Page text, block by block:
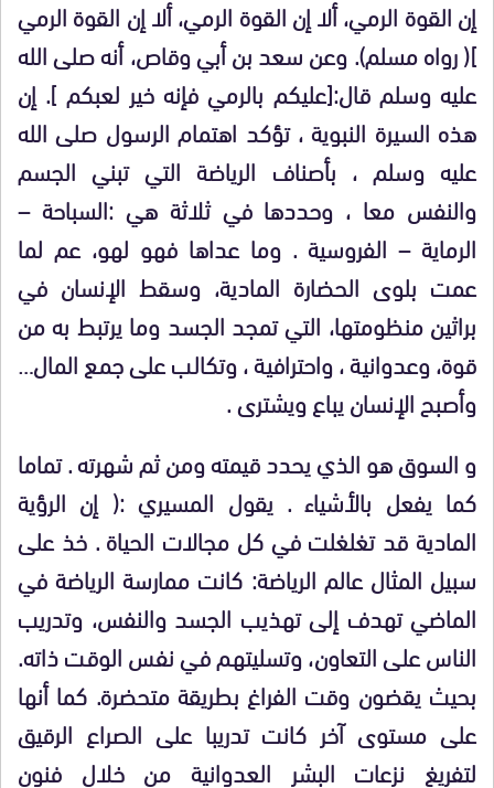
إن القوة الرمي، ألا إن القوة الرمي، ألا إن القوة الرمي
]( رواه مسلم). وعن سعد بن أبي وقاص، أنه صلى الله
عليه وسلم قال:[عليكم بالرمي فإنه خير لعبكم ]. إن
هذه السيرة النبوية ، تؤكد اهتمام الرسول صلى الله
عليه وسلم ، بأصناف الرياضة التي تبني الجسم
والنفس معا ، وحددها في ثلاثة هي :السباحة –
الرماية – الفروسية . وما عداها فهو لهو، عم لما
عمت بلوى الحضارة المادية، وسقط الإنسان في
براثين منظومتها، التي تمجد الجسد وما يرتبط به من
قوة، وعدوانية ، واحترافية ، وتكالب على جمع المال…
وأصبح الإنسان يباع ويشترى .
و السوق هو الذي يحدد قيمته ومن ثم شهرته . تماما
كما يفعل بالأشياء . يقول المسيري :( إن الرؤية
المادية قد تغلغلت في كل مجالات الحياة . خذ على
سبيل المثال عالم الرياضة: كانت ممارسة الرياضة في
الماضي تهدف إلى تهذيب الجسد والنفس، وتدريب
الناس على التعاون، وتسليتهم في نفس الوقت ذاته.
بحيث يقضون وقت الفراغ بطريقة متحضرة. كما أنها
على مستوى آخر كانت تدريبا على الصراع الرقيق
لتفريغ نزعات البشر العدوانية من خلال فنون